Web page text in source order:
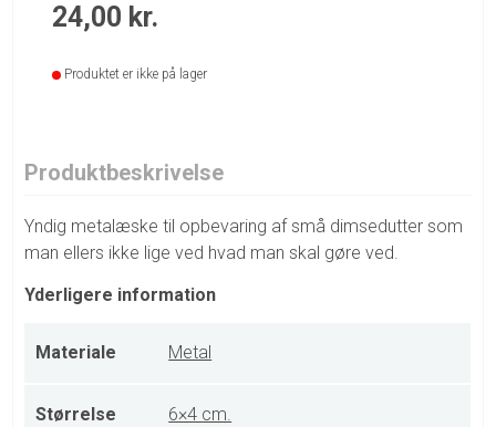
24,00 kr.
Produktet er ikke på lager
Produktbeskrivelse
Yndig metalæske til opbevaring af små dimsedutter som
man ellers ikke lige ved hvad man skal gøre ved.
Yderligere information
Materiale Metal
Størrelse 6×4 cm.